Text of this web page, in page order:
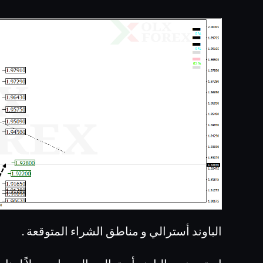
الباوند أسترالي و مناطق الشراء المتوقعة .